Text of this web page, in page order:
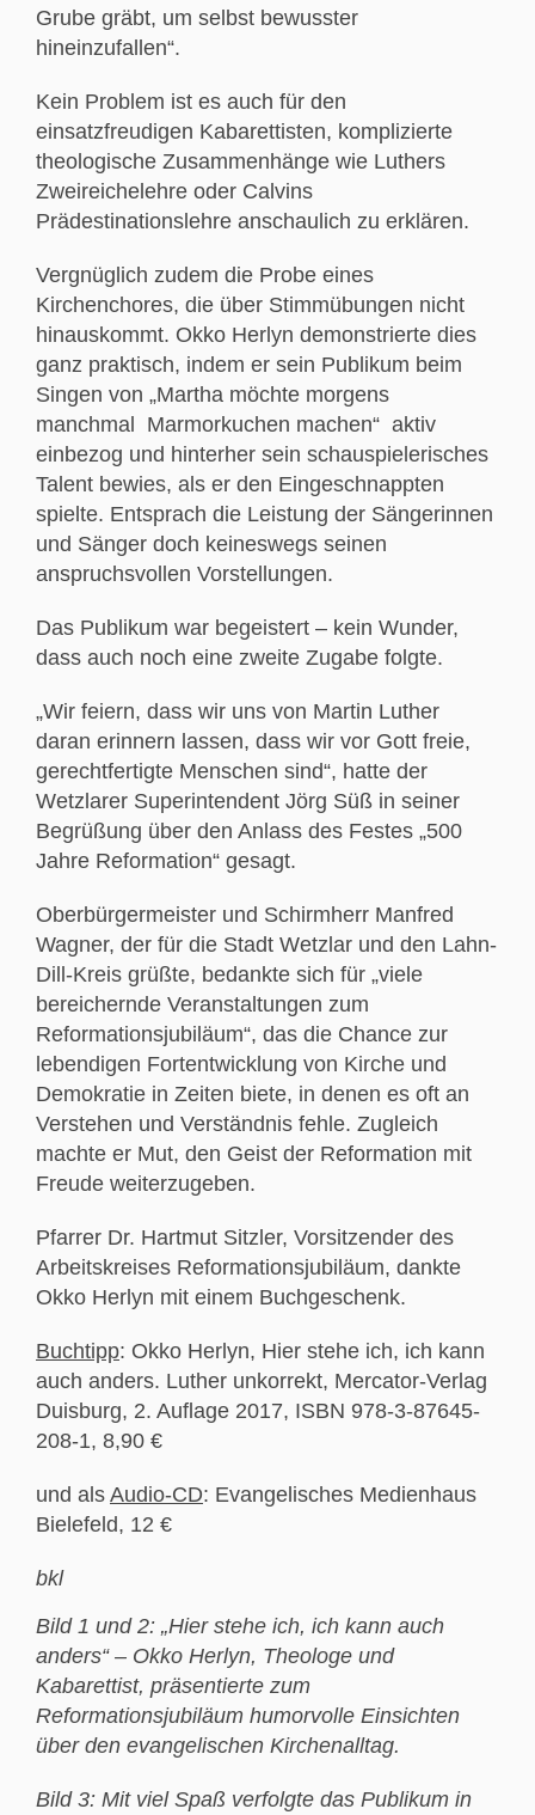
Grube gräbt, um selbst bewusster
hineinzufallen“.
Kein Problem ist es auch für den
einsatzfreudigen Kabarettisten, komplizierte
theologische Zusammenhänge wie Luthers
Zweireichelehre oder Calvins
Prädestinationslehre anschaulich zu erklären.
Vergnüglich zudem die Probe eines
Kirchenchores, die über Stimmübungen nicht
hinauskommt. Okko Herlyn demonstrierte dies
ganz praktisch, indem er sein Publikum beim
Singen von „Martha möchte morgens
manchmal Marmorkuchen machen“ aktiv
einbezog und hinterher sein schauspielerisches
Talent bewies, als er den Eingeschnappten
spielte. Entsprach die Leistung der Sängerinnen
und Sänger doch keineswegs seinen
anspruchsvollen Vorstellungen.
Das Publikum war begeistert – kein Wunder,
dass auch noch eine zweite Zugabe folgte.
„Wir feiern, dass wir uns von Martin Luther
daran erinnern lassen, dass wir vor Gott freie,
gerechtfertigte Menschen sind“, hatte der
Wetzlarer Superintendent Jörg Süß in seiner
Begrüßung über den Anlass des Festes „500
Jahre Reformation“ gesagt.
Oberbürgermeister und Schirmherr Manfred
Wagner, der für die Stadt Wetzlar und den Lahn-
Dill-Kreis grüßte, bedankte sich für „viele
bereichernde Veranstaltungen zum
Reformationsjubiläum“, das die Chance zur
lebendigen Fortentwicklung von Kirche und
Demokratie in Zeiten biete, in denen es oft an
Verstehen und Verständnis fehle. Zugleich
machte er Mut, den Geist der Reformation mit
Freude weiterzugeben.
Pfarrer Dr. Hartmut Sitzler, Vorsitzender des
Arbeitskreises Reformationsjubiläum, dankte
Okko Herlyn mit einem Buchgeschenk.
Buchtipp: Okko Herlyn, Hier stehe ich, ich kann
auch anders. Luther unkorrekt, Mercator-Verlag
Duisburg, 2. Auflage 2017, ISBN 978-3-87645-
208-1, 8,90 €
und als Audio-CD: Evangelisches Medienhaus
Bielefeld, 12 €
bkl
Bild 1 und 2: „Hier stehe ich, ich kann auch
anders“ – Okko Herlyn, Theologe und
Kabarettist, präsentierte zum
Reformationsjubiläum humorvolle Einsichten
über den evangelischen Kirchenalltag.
Bild 3: Mit viel Spaß verfolgte das Publikum in